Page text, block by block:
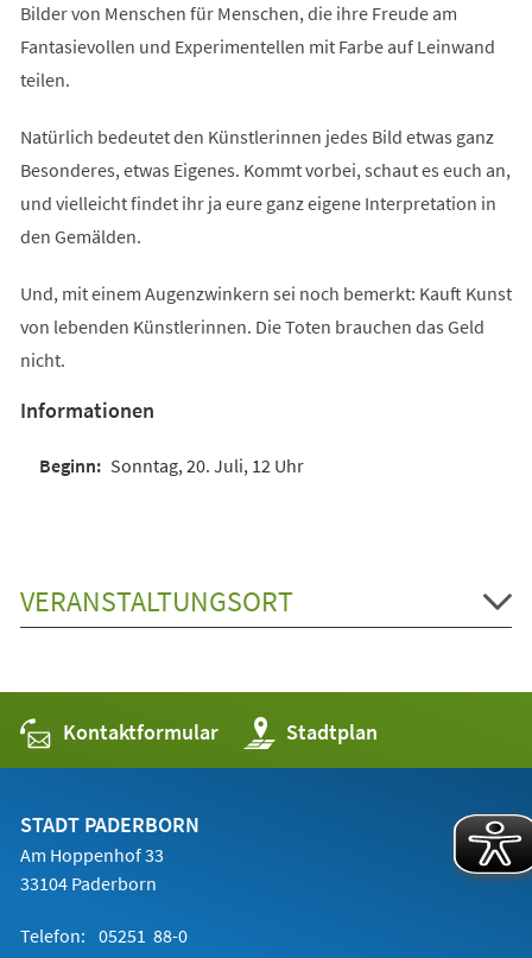
Bilder von Menschen für Menschen, die ihre Freude am
Fantasievollen und Experimentellen mit Farbe auf Leinwand
teilen.
Natürlich bedeutet den Künstlerinnen jedes Bild etwas ganz
Besonderes, etwas Eigenes. Kommt vorbei, schaut es euch an,
und vielleicht findet ihr ja eure ganz eigene Interpretation in
den Gemälden.
Und, mit einem Augenzwinkern sei noch bemerkt: Kauft Kunst
von lebenden Künstlerinnen. Die Toten brauchen das Geld
nicht.
Informationen
Sonntag, 20. Juli, 12 Uhr
VERANSTALTUNGSORT
Kontaktformular Stadtplan
(Öffnet
in
einem
STADT PADERBORN
Am Hoppenhof 33
33104 Paderborn
Telefon: 05251 88-0